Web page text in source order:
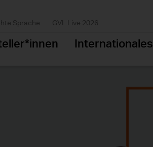
Sprache GVL Live 2026
Internationales